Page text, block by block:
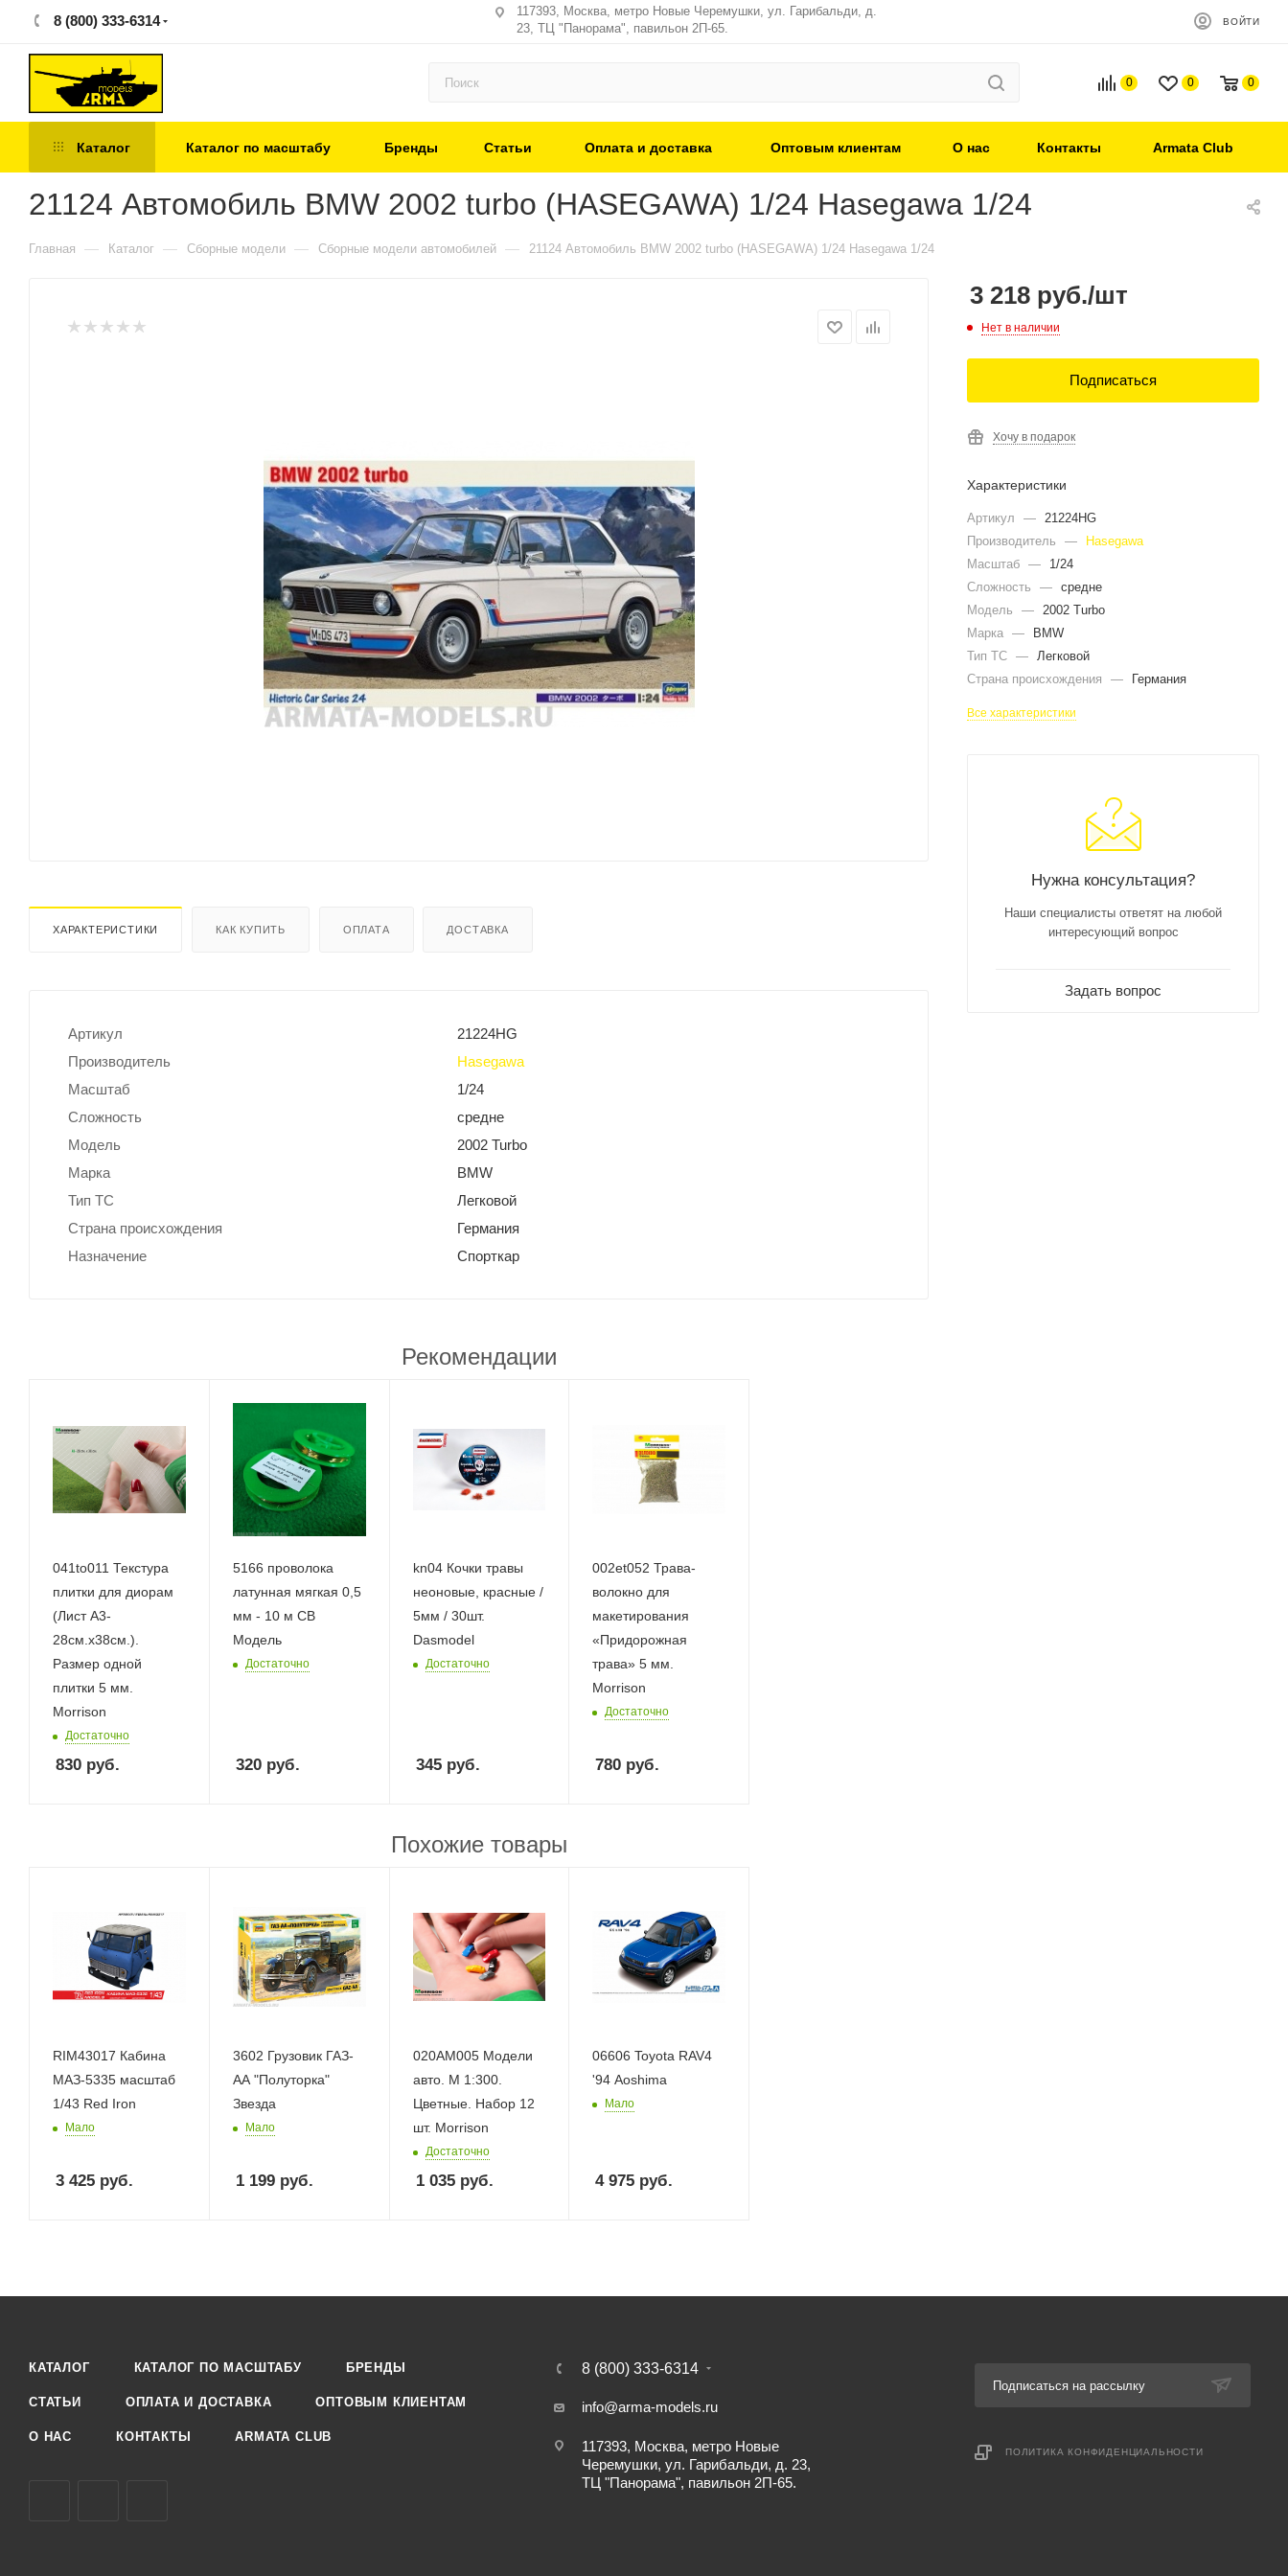
8 (800) 333-6314
117393, Москва, метро Новые Черемушки, ул. Гарибальди, д.
23, ТЦ "Панорама", павильон 2П-65.
ВОЙТИ
0 0 0
Каталог Каталог по масштабу Бренды Статьи Оплата и доставка Оптовым клиентам О нас Контакты Armata Club
21124 Автомобиль BMW 2002 turbo (HASEGAWA) 1/24 Hasegawa 1/24
Главная — Каталог — Сборные модели — Сборные модели автомобилей — 21124 Автомобиль BMW 2002 turbo (HASEGAWA) 1/24 Hasegawa 1/24
ХАРАКТЕРИСТИКИ КАК КУПИТЬ ОПЛАТА ДОСТАВКА
Артикул
21224HG
Производитель
Hasegawa
Масштаб
1/24
Сложность
средне
Модель
2002 Turbo
Марка
BMW
Тип ТС
Легковой
Страна происхождения
Германия
Назначение
Спорткар
Рекомендации
041to011 Текстура
плитки для диорам
(Лист А3-
28см.х38см.).
Размер одной
плитки 5 мм.
Morrison
Достаточно
830 руб.
5166 проволока
латунная мягкая 0,5
мм - 10 м СВ
Модель
Достаточно
320руб.
kn04 Кочки травы
неоновые, красные /
5мм / 30шт.
Dasmodel
Достаточно
345руб.
002et052 Трава-
волокно для
макетирования
«Придорожная
трава» 5 мм.
Morrison
Достаточно
780 руб.
Похожие товары
RIM43017 Кабина
МАЗ-5335 масштаб
1/43 Red Iron
Мало
3 425 руб.
3602 Грузовик ГАЗ-
АА "Полуторка"
Звезда
Мало
1 199руб.
020AM005 Модели
авто. М 1:300.
Цветные. Набор 12
шт. Morrison
Достаточно
1 035руб.
06606 Toyota RAV4
'94 Aoshima
Мало
4 975 руб.
3 218 руб./шт
Нет в наличии
Подписаться
Хочу в подарок
Характеристики
Артикул —
21224HG
Производитель
—
Hasegawa
Масштаб —
1/24
Сложность
— средне
Модель
—
2002 Turbo
Марка —
BMW
Тип ТС —
Легковой
Страна происхождения
— Германия
Все характеристики
Нужна консультация?
Наши специалисты ответят на любой
интересующий вопрос
Задать вопрос
КАТАЛОГ КАТАЛОГ ПО МАСШТАБУ БРЕНДЫ
СТАТЬИ ОПЛАТА И ДОСТАВКА ОПТОВЫМ КЛИЕНТАМ
О НАС КОНТАКТЫ ARMATA CLUB
8 (800) 333-6314
info@arma-models.ru
117393, Москва, метро Новые
Черемушки, ул. Гарибальди, д. 23,
ТЦ "Панорама", павильон 2П-65.
Подписаться на рассылку
ПОЛИТИКА КОНФИДЕНЦИАЛЬНОСТИ